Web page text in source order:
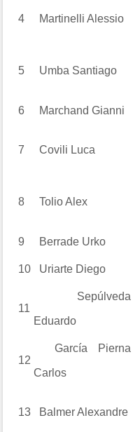
4 Martinelli Alessio
5 Umba Santiago
6 Marchand Gianni
7 Covili Luca
8 TolioAlex
9 Berrade Urko
10 Uriarte Diego
11
Sepúlveda
Eduardo
12
García Pierna
Carlos
13 BalmerAlexandre